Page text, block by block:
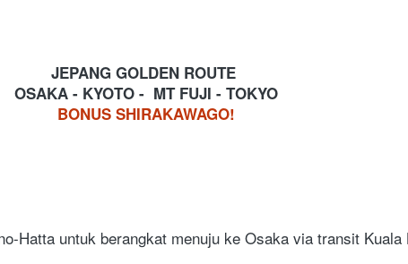
JEPANG GOLDEN ROUTE
OSAKA - KYOTO -  MT FUJI - TOKYO
BONUS SHIRAKAWAGO!
Hatta untuk berangkat menuju ke Osaka via transit Kuala